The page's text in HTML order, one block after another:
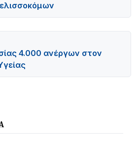
4.000 ανέργων στον